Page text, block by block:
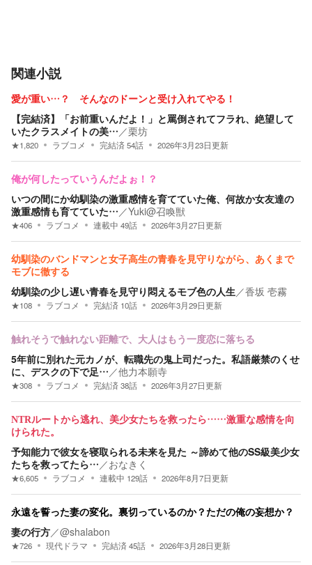
関連小説
愛が重い…？ そんなのドーンと受け入れてやる！
【完結済】「お前重いんだよ！」と罵倒されてフラれ、絶望して
いたクラスメイトの美…／栗坊
★1,820 ラブコメ 完結済54話 2026年3月23日更新
俺が何したっていうんだよぉ！？
いつの間にか幼馴染の激重感情を育てていた俺、何故か女友達の
激重感情も育てていた…／Yuki@召喚獣
★406 ラブコメ 連載中 49話 2026年3月27日更新
幼馴染のバンドマンと女子高生の青春を見守りながら、あくまで
モブに徹する
幼馴染の少し遅い青春を見守り悶えるモブ色の人生／香坂 壱霧
★108 ラブコメ 完結済 10話 2026年3月29日更新
触れそうで触れない距離で、大人はもう一度恋に落ちる
5年前に別れた元カノが、転職先の鬼上司だった。私語厳禁のくせ
に、デスクの下で足…／他力本願寺
★308 ラブコメ 完結済38話 2026年3月27日更新
NTRルートから逃れ、美少女たちを救ったら……激重な感情を向
けられた。
予知能力で彼女を寝取られる未来を見た ～諦めて他のSS級美少女
たちを救ってたら…／おなきく
★6,605 ラブコメ 連載中 129話 2026年8月7日更新
永遠を誓った妻の変化。裏切っているのか？ただの俺の妄想か？
妻の行方／@shalabon
★726 現代ドラマ 完結済45話 2026年3月28日更新